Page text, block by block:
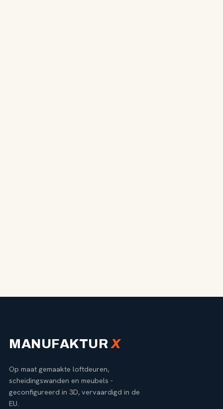
MANUFAKTUR X
Op maat gemaakte loftdeuren,
scheidingswanden en meubels -
geconfigureerd in 3D, vervaardigd in de
EU.